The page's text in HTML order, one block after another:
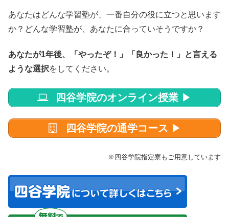
あなたはどんな学習塾が、一番自分の役に立つと思います
か？どんな学習塾が、あなたに合っていそうですか？
あなたが1年後、「やったぞ！」「良かった！」と言える
ような選択をしてください。
四谷学院のオンライン授業 ▶
四谷学院の通学コース ▶
※四谷学院指定寮もご用意しています